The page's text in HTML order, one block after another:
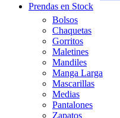
Prendas en Stock
Bolsos
Chaquetas
Gorritos
Maletines
Mandiles
Manga Larga
Mascarillas
Medias
Pantalones
Zapatos